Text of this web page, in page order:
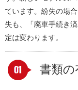
ています。紛失の場
失も、「廃車手続き
定は変わります。
書類の